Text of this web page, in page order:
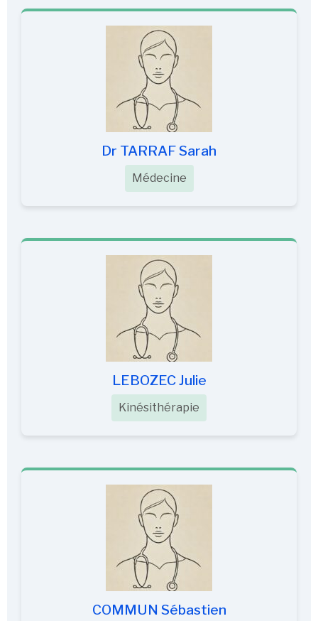
Dr TARRAF Sarah
Médecine
LEBOZEC Julie
Kinésithérapie
COMMUN Sébastien